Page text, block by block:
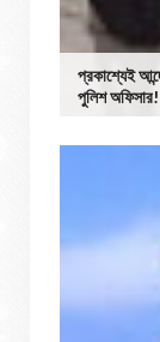
প্রকাশ্যেই
পুলিশ